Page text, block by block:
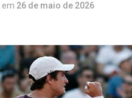
em 26 de maio de 2026